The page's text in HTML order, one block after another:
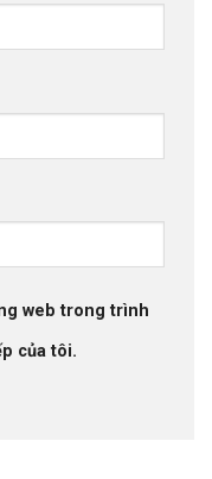
web trong trình
của tôi.